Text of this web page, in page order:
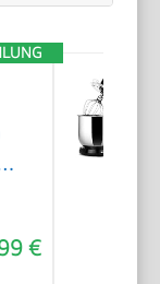
€